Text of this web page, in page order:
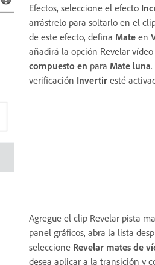
Efectos, seleccione el efecto
arrástrelo para soltarlo en el
de este efecto, defina Mate en
añadirá la opción Revelar
compuesto en para Mate luna
verificación Invertir esté
Agregue el clip Revelar pista
panel gráficos, abra la lista
seleccione Revelar mates de
desea aplicar a la transición y